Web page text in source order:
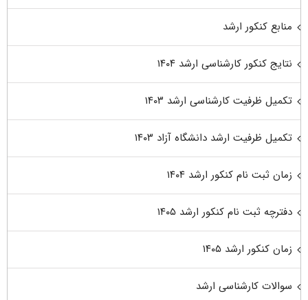
منابع کنکور ارشد
نتایج کنکور کارشناسی ارشد ۱۴۰۴
تکمیل ظرفیت کارشناسی ارشد ۱۴۰۳
تکمیل ظرفیت ارشد دانشگاه آزاد ۱۴۰۳
زمان ثبت نام کنکور ارشد ۱۴۰۴
دفترچه ثبت نام کنکور ارشد ۱۴۰۵
زمان کنکور ارشد ۱۴۰۵
سوالات کارشناسی ارشد